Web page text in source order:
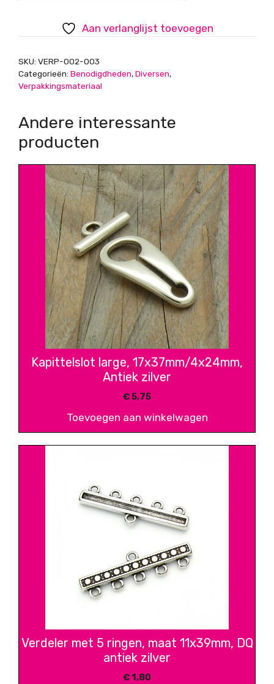
Aan verlanglijst toevoegen
SKU: VERP-002-003
Categorieën: Benodigdheden,Diversen,
Verpakkingsmateriaal
Andere interessante
producten
Kapittelslot large, 17x37mm/4x24mm,
Antiek zilver
€5,75
Toevoegen aan winkelwagen
Verdeler met 5 ringen, maat 11x39mm, DQ
antiek zilver
€1,80